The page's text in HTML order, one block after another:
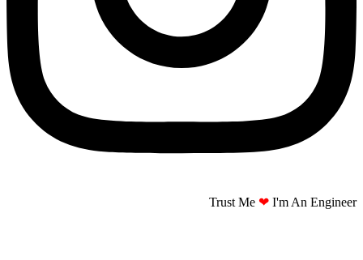
Trust Me ❤ I'm An Engineer​​